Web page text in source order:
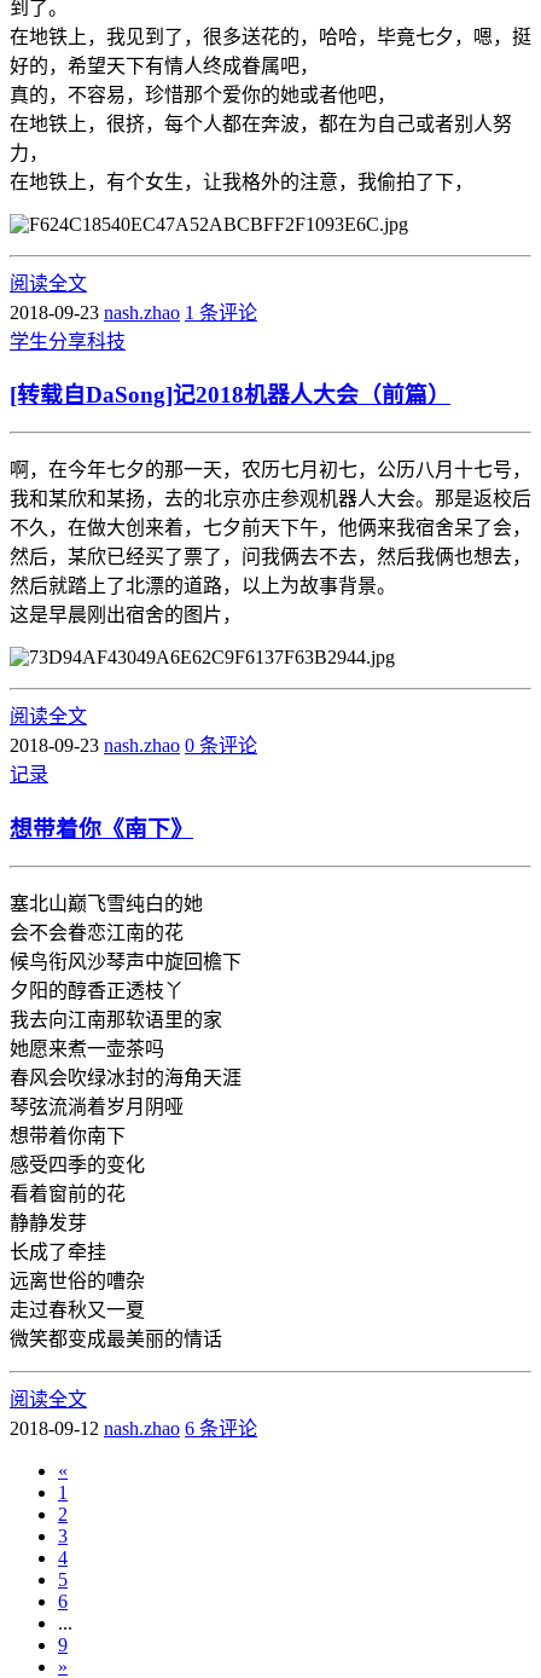
到了。
在地铁上，我见到了，很多送花的，哈哈，毕竟七夕，嗯，挺
好的，希望天下有情人终成眷属吧，
真的，不容易，珍惜那个爱你的她或者他吧，
在地铁上，很挤，每个人都在奔波，都在为自己或者别人努
力，
在地铁上，有个女生，让我格外的注意，我偷拍了下，
阅读全文
2018-09-23 nash.zhao 1 条评论
学生分享科技
[转载自DaSong]记2018机器人大会（前篇）
啊，在今年七夕的那一天，农历七月初七，公历八月十七号，
我和某欣和某扬，去的北京亦庄参观机器人大会。那是返校后
不久，在做大创来着，七夕前天下午，他俩来我宿舍呆了会，
然后，某欣已经买了票了，问我俩去不去，然后我俩也想去，
然后就踏上了北漂的道路，以上为故事背景。
这是早晨刚出宿舍的图片，
阅读全文
2018-09-23 nash.zhao 0 条评论
记录
想带着你《南下》
塞北山巅飞雪纯白的她
会不会眷恋江南的花
候鸟衔风沙琴声中旋回檐下
夕阳的醇香正透枝丫
我去向江南那软语里的家
她愿来煮一壶茶吗
春风会吹绿冰封的海角天涯
琴弦流淌着岁月阴哑
想带着你南下
感受四季的变化
看着窗前的花
静静发芽
长成了牵挂
远离世俗的嘈杂
走过春秋又一夏
微笑都变成最美丽的情话
阅读全文
2018-09-12 nash.zhao 6 条评论
«
1
2
3
4
5
6
...
9
»